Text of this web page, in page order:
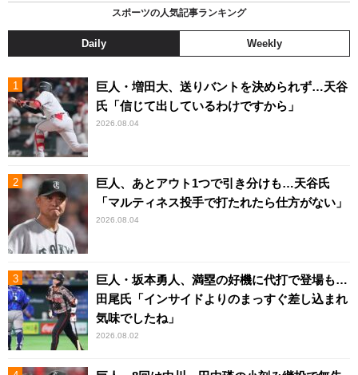
スポーツの人気記事ランキング
Daily Weekly
巨人・増田大、送りバントを決められず…天谷
氏「信じて出しているわけですから」
2026.08.04
巨人、あとアウト1つで引き分けも…天谷氏
「マルティネス投手で打たれたら仕方がない」
2026.08.04
巨人・坂本勇人、満塁の好機に代打で登場も…
田尾氏「インサイドよりのまっすぐ差し込まれ
気味でしたね」
2026.08.02